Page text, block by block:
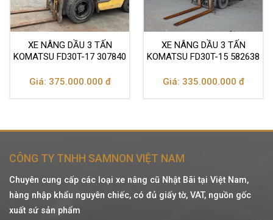
XE NÂNG DẦU 3 TẤN
KOMATSU FD30T-17 307840
Giá: 375.000.000 đ
XE NÂNG DẦU 3 TẤN
KOMATSU FD30T-15 582638
Giá: 335.000.000 đ
CÔNG TY TNHH SAMNON VIỆT NAM
Chuyên cung cấp các loại xe nâng cũ Nhật Bãi tại Việt Nam,
hàng nhập khẩu nguyên chiếc, có đủ giấy tờ, VAT, nguồn gốc
xuất sứ sản phẩm